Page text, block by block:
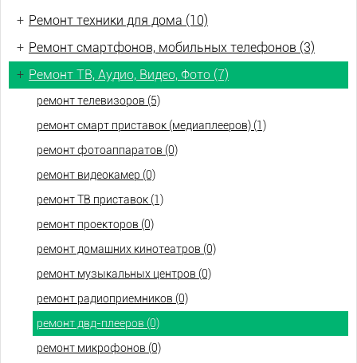
+ Ремонт техники для дома (10)
+ Ремонт смартфонов, мобильных телефонов (3)
+ Ремонт ТВ, Аудио, Видео, Фото (7)
ремонт телевизоров (5)
ремонт смарт приставок (медиаплееров) (1)
ремонт фотоаппаратов (0)
ремонт видеокамер (0)
ремонт ТВ приставок (1)
ремонт проекторов (0)
ремонт домашних кинотеатров (0)
ремонт музыкальных центров (0)
ремонт радиоприемников (0)
ремонт двд-плееров (0)
ремонт микрофонов (0)